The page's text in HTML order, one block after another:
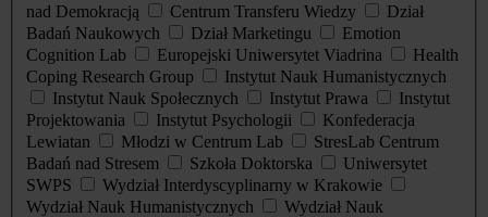
nad Demokracją
Centrum Transferu Wiedzy
Dział
Badań Naukowych
Dział Marketingu
Emotion
Cognition Lab
Europejski Uniwersytet Viadrina
Health
Coping Research Group
Instytut Nauk Humanistycznych
Instytut Nauk Społecznych
Instytut Prawa
Instytut
Projektowania
Instytut Psychologii
Konfederacja
Lewiatan
Młodzi w Centrum Lab
StresLab Centrum
Badań nad Stresem
Szkoła Doktorska
Uniwersytet
SWPS
Wydział Interdyscyplinarny w Krakowie
Wydział Nauk Humanistycznych
Wydział Nauk